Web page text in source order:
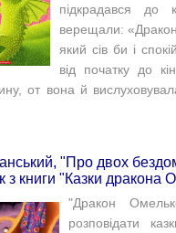
підкрадався до
верещали:
який сів би і
від початку до
от вона й
"Про двох
з книги "Казки дракона
"Дракон
розповідати